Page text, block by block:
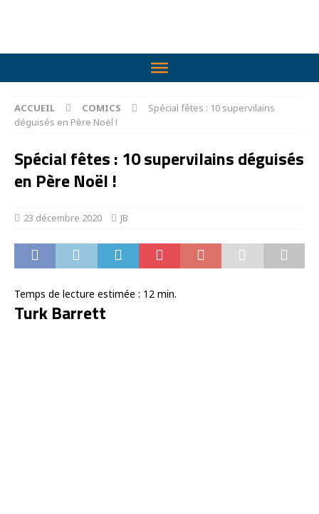
ACCUEIL COMICS
Spécial fêtes : 10 supervilains
déguisés en Père Noël !
Spécial fêtes : 10 supervilains déguisés
en Père Noël !
23 décembre 2020 JB
Temps de lecture estimée : 12 min.
Turk Barrett